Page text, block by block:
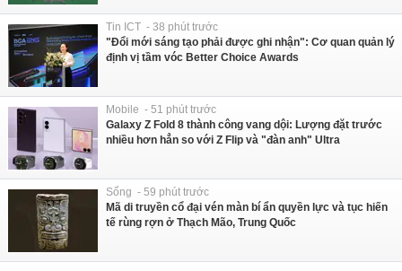
Tin ICT - 38 phút trước
"Đổi mới sáng tạo phải được ghi nhận": Cơ quan quản lý
định vị tầm vóc Better Choice Awards
Mobile - 51 phút trước
Galaxy Z Fold 8 thành công vang dội: Lượng đặt trước
nhiều hơn hẳn so với Z Flip và "đàn anh" Ultra
Sống - 59 phút trước
Mã di truyền cổ đại vén màn bí ẩn quyền lực và tục hiến
tế rùng rợn ở Thạch Mão, Trung Quốc